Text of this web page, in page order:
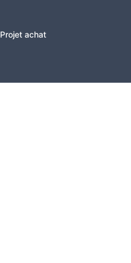
Projet achat